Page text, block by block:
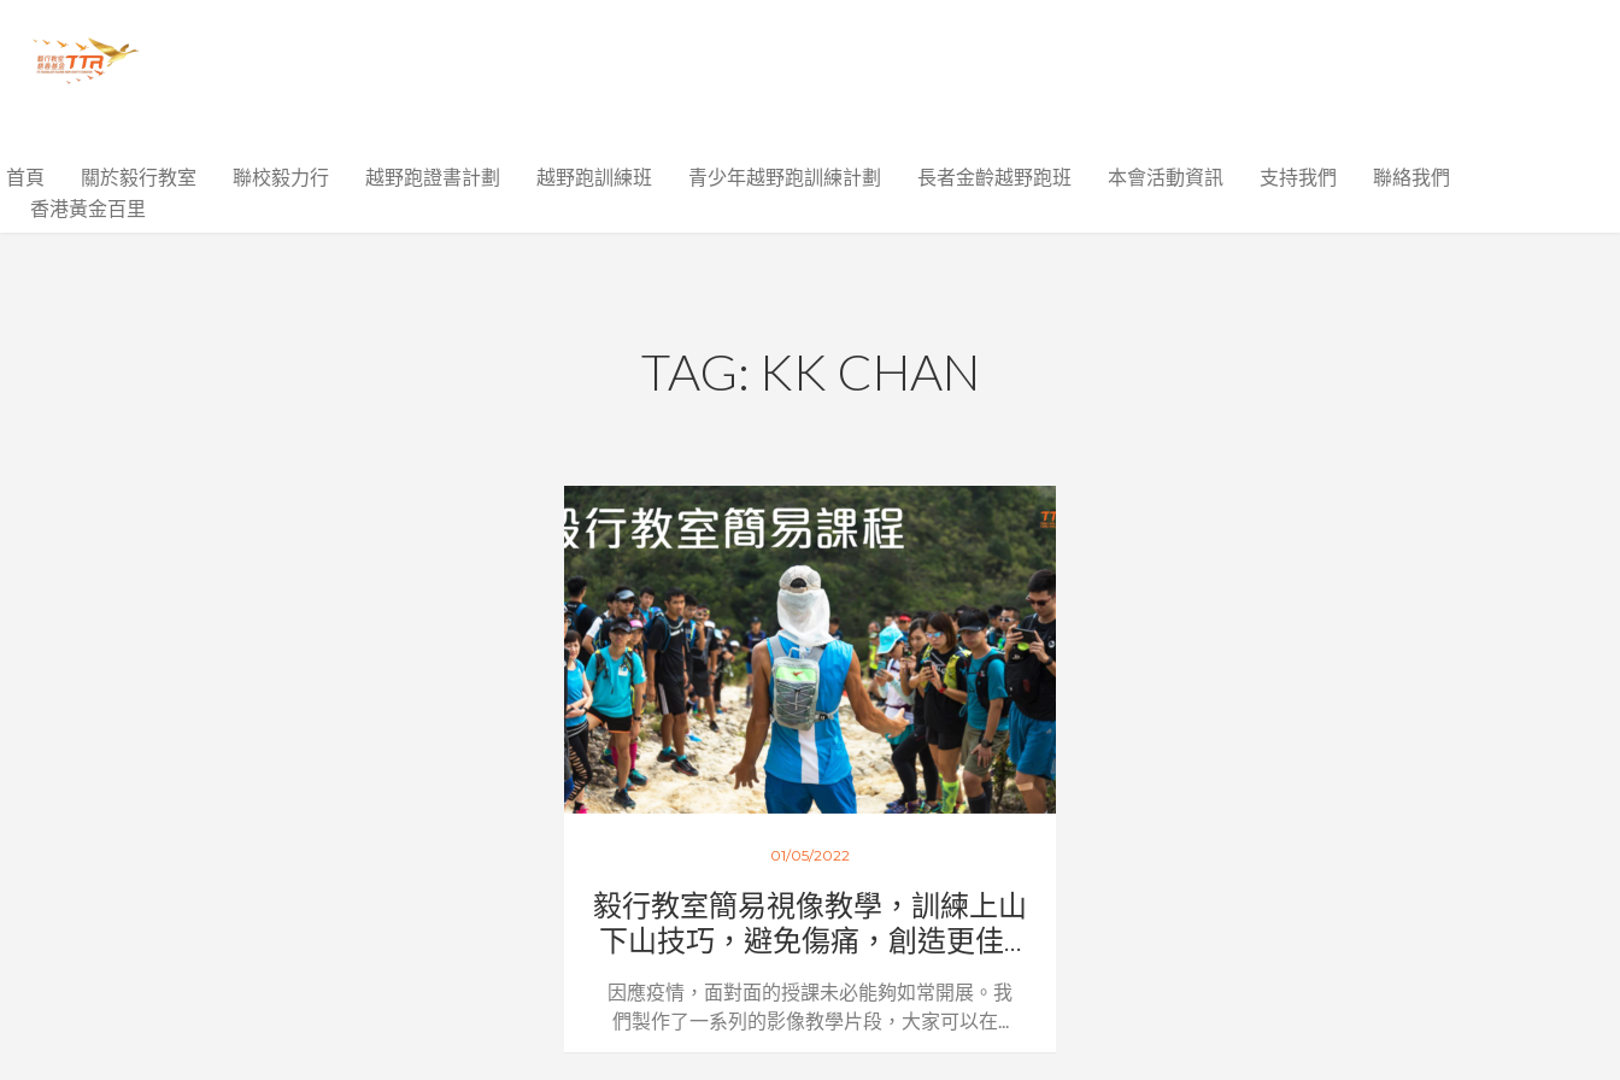
首頁 關於毅行教室 聯校毅力行 越野跑證書計劃 越野跑訓練班 青少年越野跑訓練計劃 長者金齡越野跑班 本會活動資訊 支持我們
聯絡我們
香港黃金百里
TAG: KK CHAN
01/05/2022
毅行教室簡易視像教學，訓練上山
下山技巧，避免傷痛，創造更佳...
因應疫情，面對面的授課未必能夠如常開展。我
們製作了一系列的影像教學片段，大家可以在...